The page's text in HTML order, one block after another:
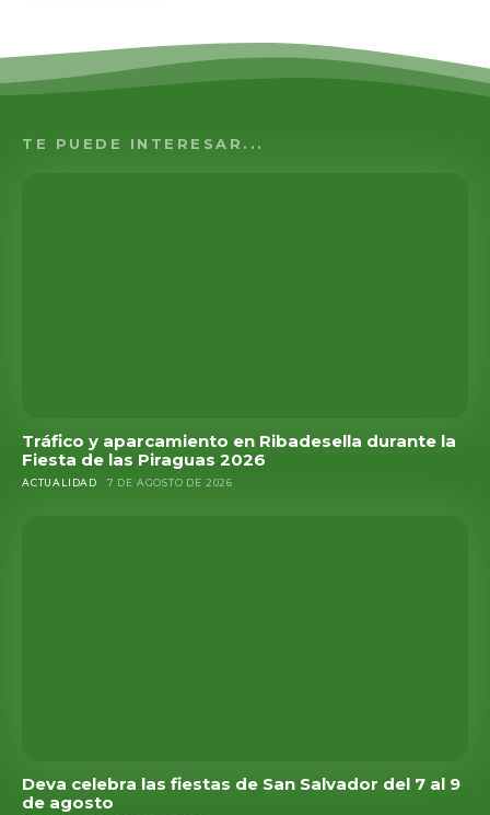
TE PUEDE INTERESAR...
Tráfico y aparcamiento en Ribadesella durante la
Fiesta de las Piraguas 2026
ACTUALIDAD 7 DE AGOSTO DE 2026
Deva celebra las fiestas de San Salvador del 7 al 9
de agosto